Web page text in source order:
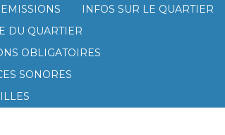
INFOS SUR LE QUARTIER
DU QUARTIER
OBLIGATOIRES
SONORES